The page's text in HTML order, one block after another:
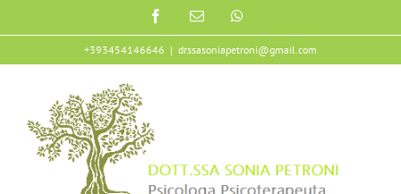
+393454146646 | drssasoniapetroni@gmail.com